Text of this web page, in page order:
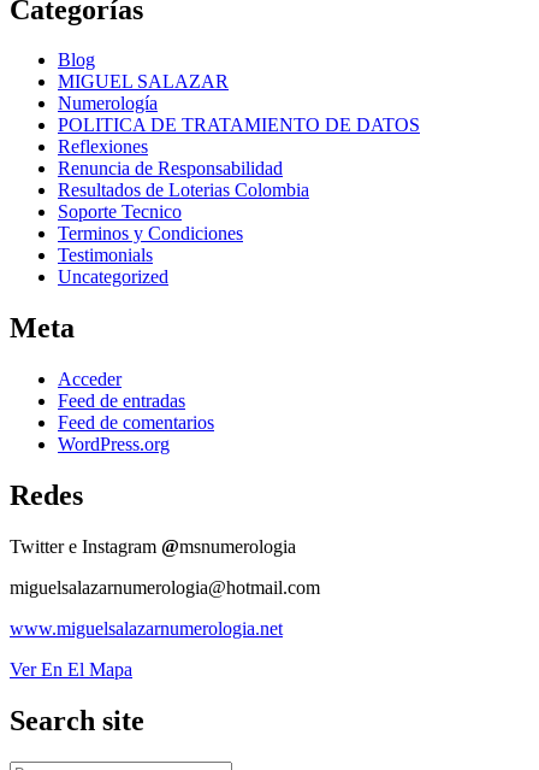
Categorías
Blog
MIGUEL SALAZAR
Numerología
POLITICA DE TRATAMIENTO DE DATOS
Reflexiones
Renuncia de Responsabilidad
Resultados de Loterias Colombia
Soporte Tecnico
Terminos y Condiciones
Testimonials
Uncategorized
Meta
Acceder
Feed de entradas
Feed de comentarios
WordPress.org
Redes
Twitter e Instagram @msnumerologia
miguelsalazarnumerologia@hotmail.com
www.miguelsalazarnumerologia.net
Ver En El Mapa
Search site